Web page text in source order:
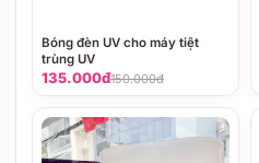
Bóng đèn UV cho máy tiệt
trùng UV
135.000đ150.000đ